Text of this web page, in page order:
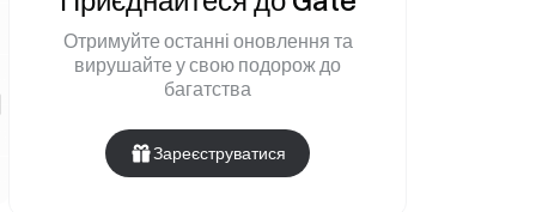
Отримуйте останні оновлення та
вирушайте у свою подорож до
багатства
Зареєструватися